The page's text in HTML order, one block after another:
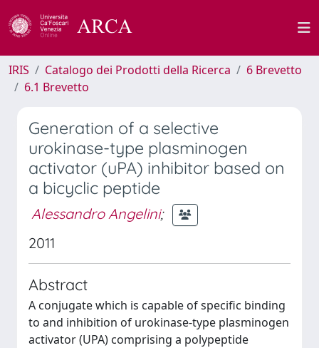
IRIS Catalogo dei Prodotti della Ricerca
6 Brevetto
6.1 Brevetto
Generation of a selective
urokinase-type plasminogen
activator (uPA) inhibitor based on
a bicyclic peptide
Alessandro Angelini;
2011
Abstract
A conjugate which is capable of specific binding
to and inhibition of urokinase-type plasminogen
activator (UPA) comprising a polypeptide